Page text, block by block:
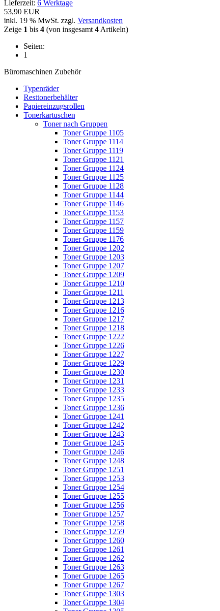
Lieferzeit: 6 Werktage
53,90 EUR
inkl. 19 % MwSt. zzgl. Versandkosten
Zeige 1 bis 4 (von insgesamt 4 Artikeln)
Seiten:
1
Büromaschinen Zubehör
Typenräder
Resttonerbehälter
Papiereinzugsrollen
Tonerkartuschen
Toner nach Gruppen
Toner Gruppe 1105
Toner Gruppe 1114
Toner Gruppe 1119
Toner Gruppe 1121
Toner Gruppe 1124
Toner Gruppe 1125
Toner Gruppe 1128
Toner Gruppe 1144
Toner Gruppe 1146
Toner Gruppe 1153
Toner Gruppe 1157
Toner Gruppe 1159
Toner Gruppe 1176
Toner Gruppe 1202
Toner Gruppe 1203
Toner Gruppe 1207
Toner Gruppe 1209
Toner Gruppe 1210
Toner Gruppe 1211
Toner Gruppe 1213
Toner Gruppe 1216
Toner Gruppe 1217
Toner Gruppe 1218
Toner Gruppe 1222
Toner Gruppe 1226
Toner Gruppe 1227
Toner Gruppe 1229
Toner Gruppe 1230
Toner Gruppe 1231
Toner Gruppe 1233
Toner Gruppe 1235
Toner Gruppe 1236
Toner Gruppe 1241
Toner Gruppe 1242
Toner Gruppe 1243
Toner Gruppe 1245
Toner Gruppe 1246
Toner Gruppe 1248
Toner Gruppe 1251
Toner Gruppe 1253
Toner Gruppe 1254
Toner Gruppe 1255
Toner Gruppe 1256
Toner Gruppe 1257
Toner Gruppe 1258
Toner Gruppe 1259
Toner Gruppe 1260
Toner Gruppe 1261
Toner Gruppe 1262
Toner Gruppe 1263
Toner Gruppe 1265
Toner Gruppe 1267
Toner Gruppe 1303
Toner Gruppe 1304